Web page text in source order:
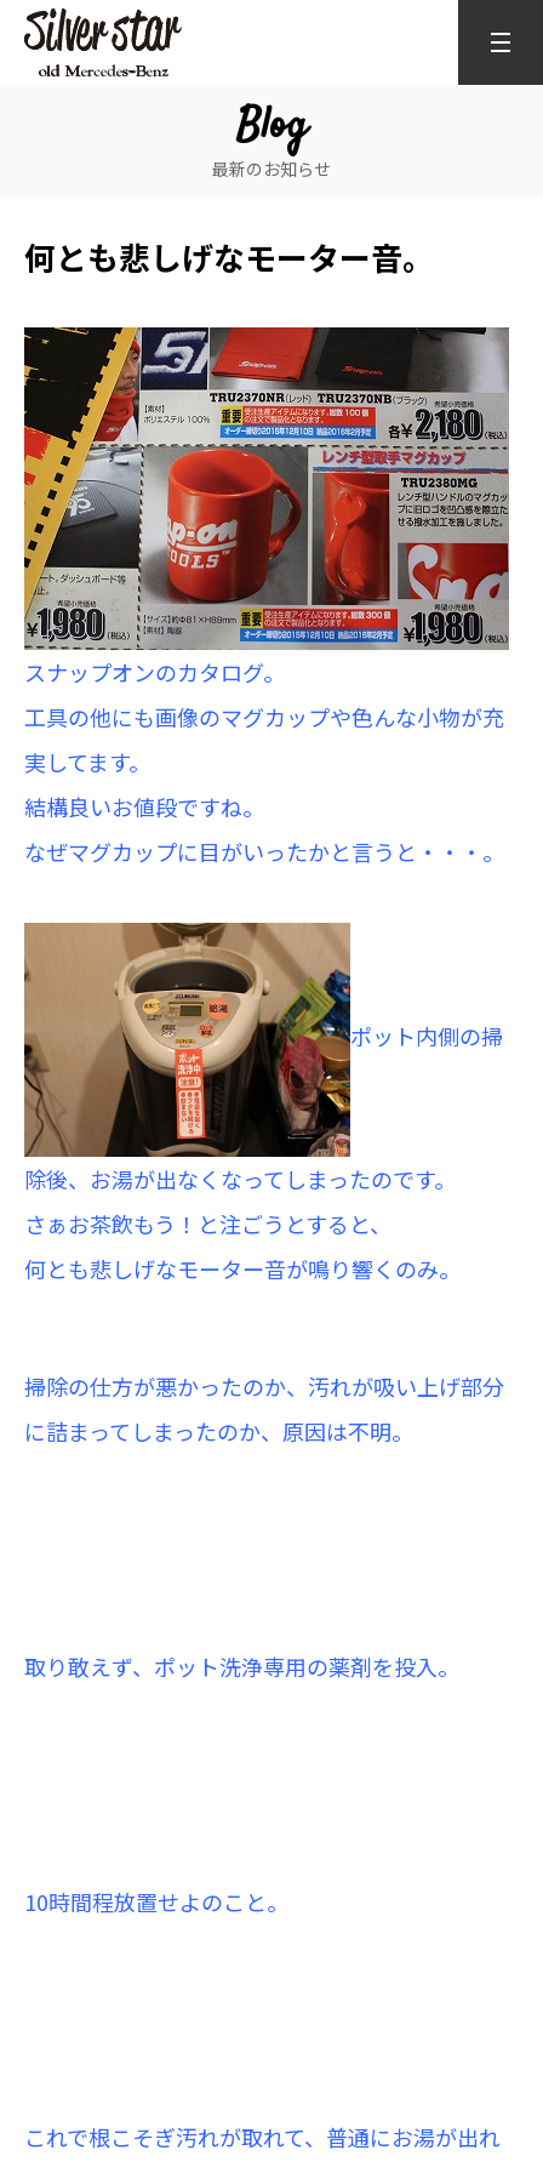
Blog
最新のお知らせ
何とも悲しげなモーター音。
スナップオンのカタログ。
工具の他にも画像のマグカップや色んな小物が充
実してます。
結構良いお値段ですね。
なぜマグカップに目がいったかと言うと・・・。
ポット内側の掃
除後、お湯が出なくなってしまったのです。
さぁお茶飲もう！と注ごうとすると、
何とも悲しげなモーター音が鳴り響くのみ。
掃除の仕方が悪かったのか、汚れが吸い上げ部分
に詰まってしまったのか、原因は不明。
取り敢えず、ポット洗浄専用の薬剤を投入。
10時間程放置せよのこと。
これで根こそぎ汚れが取れて、普通にお湯が出れ